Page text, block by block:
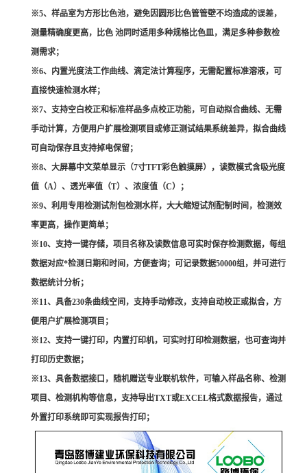
※5、样品室为方形比色池，避免因圆形比色管管壁不均造成的误差，
测量精确度更高，比色 池同时适用多种规格比色皿，满足多种参数检
测需求；
※6、内置光度法工作曲线、滴定法计算程序，无需配置标准溶液，可
直接快速检测水样；
※7、支持空白校正和标准样品多点校正功能，可自动拟合曲线、无需
手动计算，方便用户扩展检测项目或修正测试结果系统差异，拟合曲线
可自动保存且支持掉电保留；
※8、 大屏幕中文菜单显示（7寸TFT彩色触摸屏），读数模式含吸光度
值（A）、透光率值（T）、浓度值（C）；
※9、利用专用检测试剂包检测水样，大大缩短试剂配制时间，检测效
率更高，操作更简单；
※10、支持一键存储，项目名称及读数信息可实时保存检测数据，每组
数据对应*检测日期和时间，方便查询；可记录数据50000组，并可进行
数据统计分析；
※11、具备230条曲线空间，支持手动修改，支持自动校正或拟合，方
便用户扩展检测项目；
※12、支持一键打印，内置打印机，可实时打印检测数据，也可查询并
打印历史数据；
※13、具备数据接口，随机赠送专业联机软件，可输入样品名称、检测
项目、检测机构等信息，支持导出TXT或EXCEL格式数据报告，通过
外置打印系统即可实现报告打印；